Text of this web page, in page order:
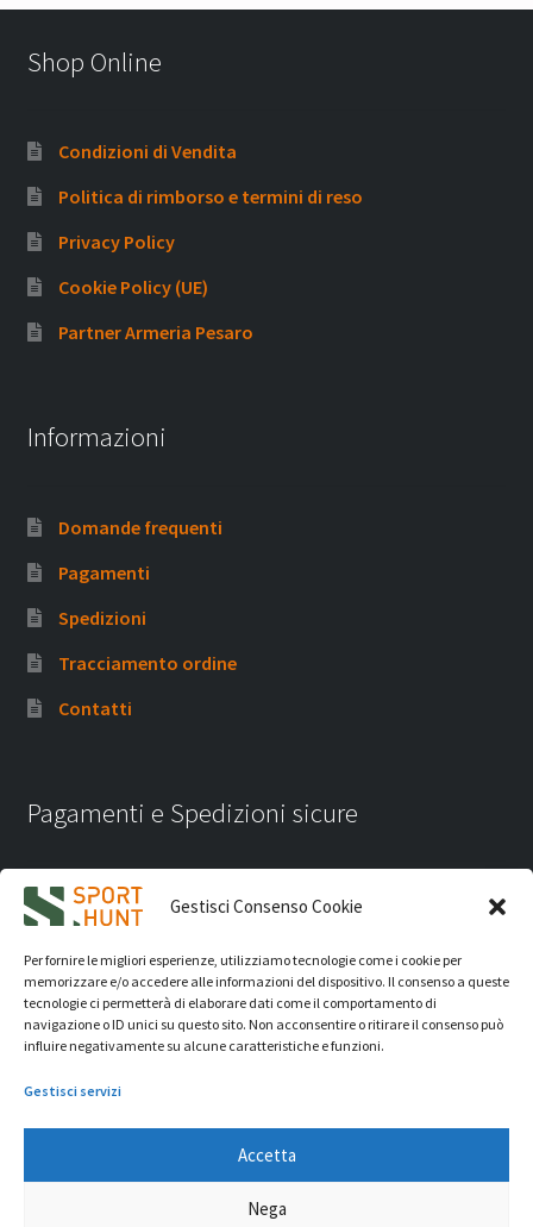
Gestisci Consenso Cookie
Per fornire le migliori esperienze, utilizziamo tecnologie come i cookie per
memorizzare e/o accedere alle informazioni del dispositivo. Il consenso a queste
tecnologie ci permetterà di elaborare dati come il comportamento di
navigazione o ID unici su questo sito. Non acconsentire o ritirare il consenso può
influire negativamente su alcune caratteristiche e funzioni.
Gestisci servizi
Accetta
Nega
Shop Online
Condizioni di Vendita
Politica di rimborso e termini di reso
Privacy Policy
Cookie Policy (UE)
Partner Armeria Pesaro
Informazioni
Domande frequenti
Pagamenti
Spedizioni
Tracciamento ordine
Contatti
Pagamenti e Spedizioni sicure
iVision Communication S.r.l.- P.Iva 04233830407 - REA: RN
331582 Copyright 2026. Tutti i diritti riservati.